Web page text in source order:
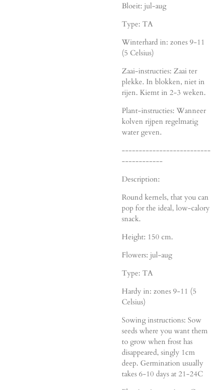
Bloeit: jul-aug
Type: TA
Winterhard in: zones 9-11
(5 Celsius)
Zaai-instructies: Zaai ter
plekke. In blokken, niet in
rijen. Kiemt in 2-3 weken.
Plant-instructies: Wanneer
kolven rijpen regelmatig
water geven.
--------------------------
------------
Description:
Round kernels, that you can
pop for the ideal, low-calory
snack.
Height: 150 cm.
Flowers: jul-aug
Type: TA
Hardy in: zones 9-11 (5
Celsius)
Sowing instructions: Sow
seeds where you want them
to grow when frost has
disappeared, singly 1cm
deep. Germination usually
takes 6-10 days at 21-24C